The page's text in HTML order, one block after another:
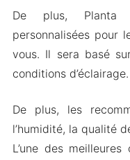
De plus, Planta
personnalisées pour
vous. Il sera basé
conditions d’éclairage.
De plus, les
l’humidité, la qualité
L’une des